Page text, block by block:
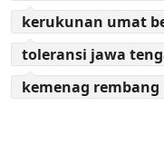
kerukunan umat
toleransi jawa
kemenag rembang